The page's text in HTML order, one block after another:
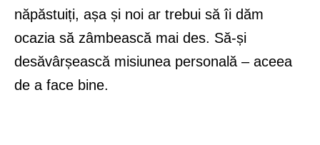
năpăstuiți, așa și noi ar trebui să îi dăm
ocazia să zâmbească mai des. Să-și
desăvârșească misiunea personală – aceea
de a face bine.